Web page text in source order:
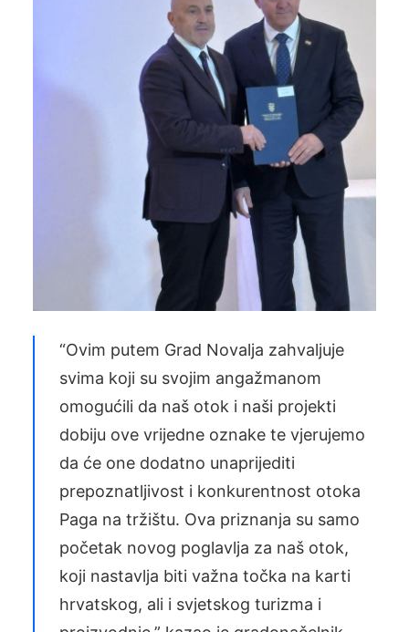
“Ovim putem Grad Novalja zahvaljuje
svima koji su svojim angažmanom
omogućili da naš otok i naši projekti
dobiju ove vrijedne oznake te vjerujemo
da će one dodatno unaprijediti
prepoznatljivost i konkurentnost otoka
Paga na tržištu. Ova priznanja su samo
početak novog poglavlja za naš otok,
koji nastavlja biti važna točka na karti
hrvatskog, ali i svjetskog turizma i